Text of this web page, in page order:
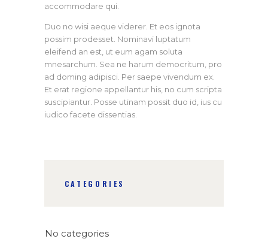
accommodare qui.
Duo no wisi aeque viderer. Et eos ignota
possim prodesset. Nominavi luptatum
eleifend an est, ut eum agam soluta
mnesarchum. Sea ne harum democritum, pro
ad doming adipisci. Per saepe vivendum ex.
Et erat regione appellantur his, no cum scripta
suscipiantur. Posse utinam possit duo id, ius cu
iudico facete dissentias.
CATEGORIES
No categories